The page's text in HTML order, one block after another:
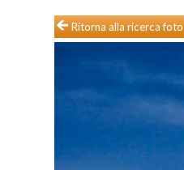
Ritorna alla ricerca foto